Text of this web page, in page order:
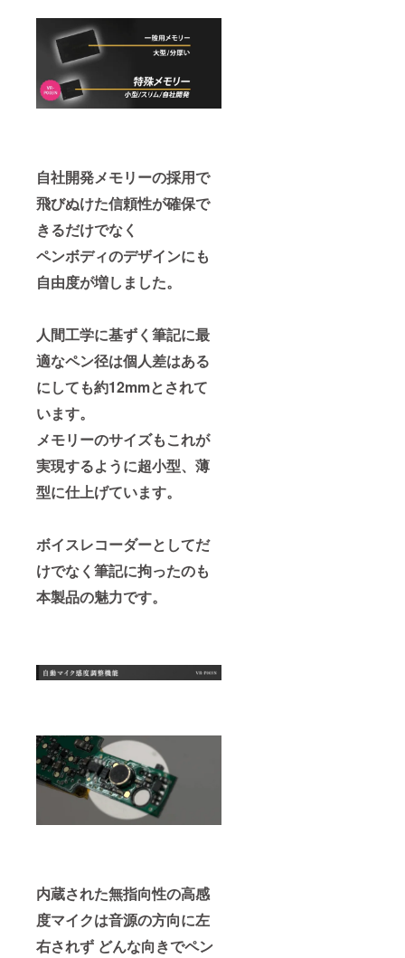
自社開発メモリーの採用で
飛びぬけた信頼性が確保で
きるだけでなく
ペンボディのデザインにも
自由度が増しました。
人間工学に基ずく筆記に最
適なペン径は個人差はある
にしても約12mmとされて
います。
メモリーのサイズもこれが
実現するように超小型、薄
型に仕上げています。
ボイスレコーダーとしてだ
けでなく筆記に拘ったのも
本製品の魅力です。
内蔵された無指向性の高感
度マイクは音源の方向に左
右されず どんな向きでペン